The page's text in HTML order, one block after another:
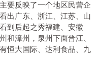
要反映了一个地区民营企
出广东、浙江、江苏、山
到后起之秀福建、安徽
漳州，泉州下面晋江、
恒大国际、达利食品、九